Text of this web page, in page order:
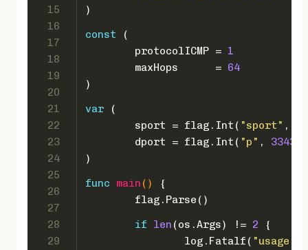
15
16
17
18
19
20
21
22
23
24
25
26
27
28
29
)
const (
	protocolICMP =
1
	maxHops      =
64
)
var (
	sport = flag.Int(
"sport" ,
	dport = flag.Int(
"p" , 33434
)
func
main ()
{
	flag.Parse()
if
len (os.Args) != 2 {
		log.Fatalf(
"usage: